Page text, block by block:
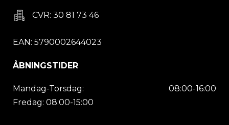
CVR: 30 81 73 46
EAN: 5790002644023
ÅBNINGSTIDER
Mandag-Torsdag:
08:00-16:00
Fredag: 08:00-15:00